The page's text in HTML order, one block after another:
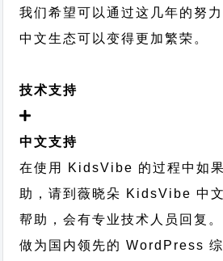
我们希望可以通过这几年的努
中文生态可以变得更加繁荣。
技术支持
中文支持
在使用 KidsVibe 的过程中如
助，请到薇晓朵 KidsVibe 中
帮助，会有专业技术人员回复。
做为国内领先的 WordPress